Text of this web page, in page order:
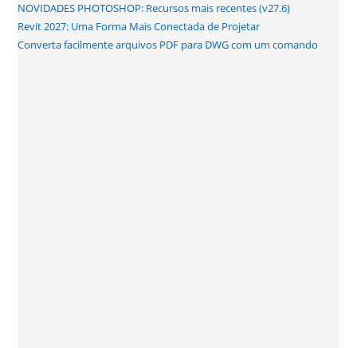
NOVIDADES PHOTOSHOP: Recursos mais recentes (v27.6)
Revit 2027: Uma Forma Mais Conectada de Projetar
Converta facilmente arquivos PDF para DWG com um comando